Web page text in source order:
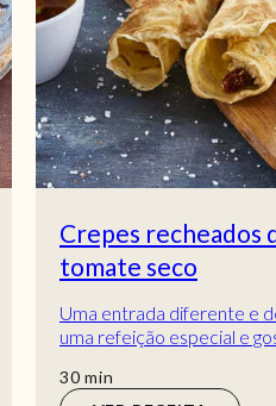
Arroz com
Arroz com legumes e
saboroso! Precisa de
rápida? Faça esta receita
35min
min
VER RECEITA